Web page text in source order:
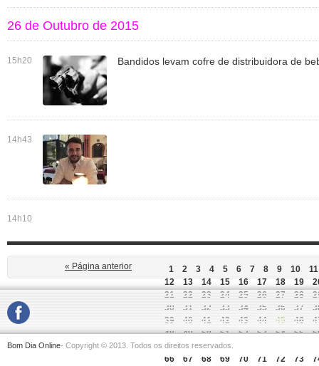
26 de Outubro de 2015
15h20 Bandidos levam cofre de distribuidora de
14h43
14h10
« Página anterior 1 2 3 4 5 6 7 8 9 10
11
12
13 14 15 16 17 18 19
21
22 23 24 25 26 27 28
30
31 32 33 34 35 36 37
39
40 41 42 43 44 45 46
48
49 50 51 52 53 54 55
57
58 59 60
66
67 68 69 70 71 72 73
Bom Dia Online- Copyright © 2013. Todos os direitos reservados.